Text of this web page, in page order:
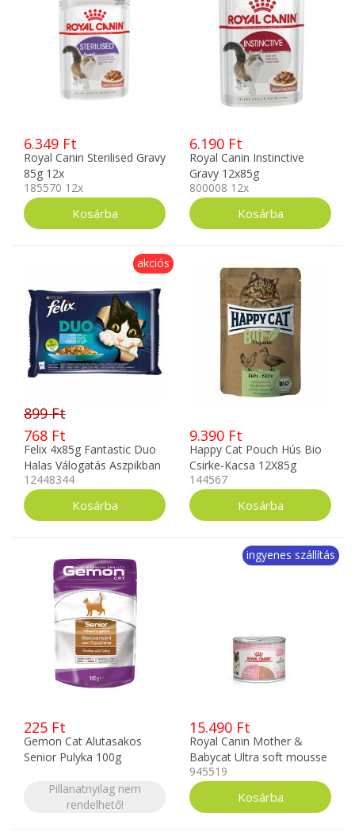
6.349 Ft
Royal Canin Sterilised Gravy
85g 12x
185570 12x
6.190 Ft
Royal Canin Instinctive
Gravy 12x85g
800008 12x
akciós
899 Ft
768 Ft
Felix 4x85g Fantastic Duo
Halas Válogatás Aszpikban
12448344
12448344
9.390 Ft
Happy Cat Pouch Hús Bio
Csirke-Kacsa 12X85g
144567
225 Ft
Gemon Cat Alutasakos
Senior Pulyka 100g
Pillanatnyilag nem
rendelhető!
ingyenes szállítás
15.490 Ft
Royal Canin Mother &
Babycat Ultra soft mousse
12x195g
945519